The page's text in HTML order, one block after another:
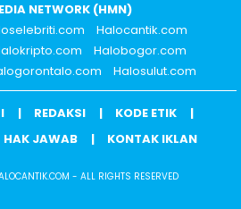
NETWORK (HMN)
Halocantik.com
Halobogor.com
Halosulut.com
REDAKSI
KODE ETIK
HAK JAWAB KONTAK IKLAN
- ALL RIGHTS RESERVED